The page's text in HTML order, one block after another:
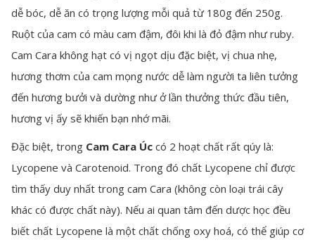
dễ bóc, dễ ăn có trọng lượng mỗi quả từ 180g đến 250g.
Ruột của cam có màu cam đậm, đôi khi là đỏ đậm như ruby.
Cam Cara không hạt có vị ngọt dịu đặc biệt, vị chua nhẹ,
hương thơm của cam mọng nước dễ làm người ta liên tưởng
đến hương bưởi và dường như ở lần thưởng thức đầu tiên,
hương vị ấy sẽ khiến bạn nhớ mãi.
Đặc biệt, trong Cam Cara Úc có 2 hoạt chất rất qúy là:
Lycopene và Carotenoid. Trong đó chất Lycopene chỉ được
tìm thấy duy nhất trong cam Cara (không còn loại trái cây
khác có được chất này). Nếu ai quan tâm đến dược học đều
biết chất Lycopene là một chất chống oxy hoá, có thể giúp cơ